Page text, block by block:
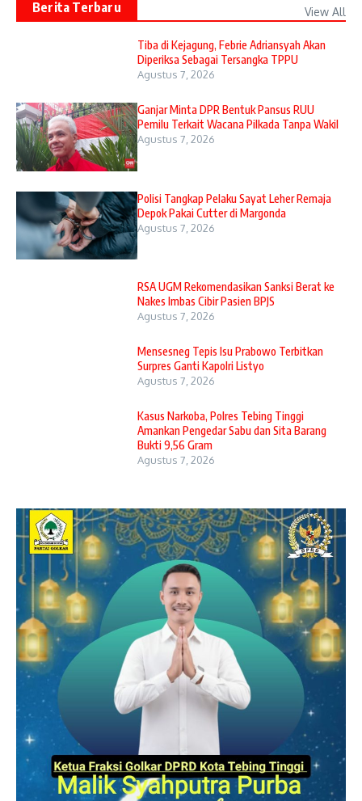
Berita Terbaru View All
Tiba di Kejagung, Febrie Adriansyah Akan
Diperiksa Sebagai Tersangka TPPU
Agustus 7, 2026
Ganjar Minta DPR Bentuk Pansus RUU
Pemilu Terkait Wacana Pilkada Tanpa Wakil
Agustus 7, 2026
Polisi Tangkap Pelaku Sayat Leher Remaja
Depok Pakai Cutter di Margonda
Agustus 7, 2026
RSA UGM Rekomendasikan Sanksi Berat ke
Nakes Imbas Cibir Pasien BPJS
Agustus 7, 2026
Mensesneg Tepis Isu Prabowo Terbitkan
Surpres Ganti Kapolri Listyo
Agustus 7, 2026
Kasus Narkoba, Polres Tebing Tinggi
Amankan Pengedar Sabu dan Sita Barang
Bukti 9,56 Gram
Agustus 7, 2026